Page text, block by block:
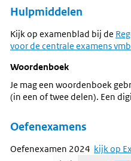
Hulpmiddelen
Kijk op examenblad bij de
voor de centrale examens
Woordenboek
Je mag een woordenboek
(in een of twee delen). Een
Oefenexamens
Oefenexamen 2024 kijk op